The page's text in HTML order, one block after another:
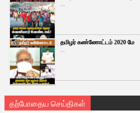
...
தமிழர் கண்ணோட்டம் 2020 மே
...
தற்போதைய செய்திகள்